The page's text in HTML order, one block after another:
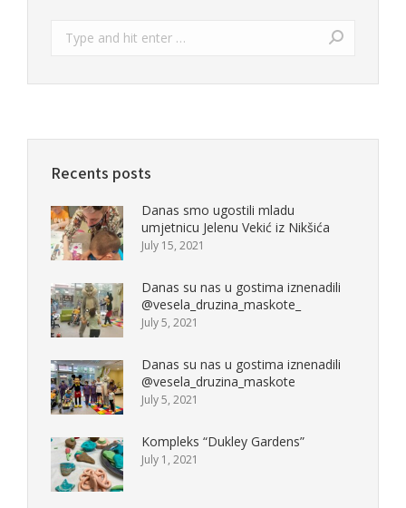
Recents posts
Danas smo ugostili mladu
umjetnicu Jelenu Vekić iz Nikšića
July 15, 2021
Danas su nas u gostima iznenadili
@vesela_druzina_maskote_
July 5, 2021
Danas su nas u gostima iznenadili
@vesela_druzina_maskote
July 5, 2021
Kompleks “Dukley Gardens”
July 1, 2021